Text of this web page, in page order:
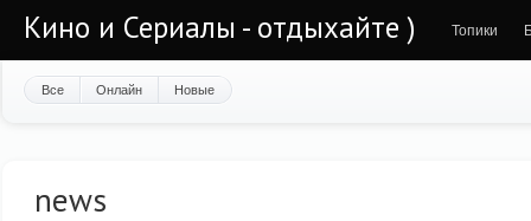
Кино и Сериалы - отдыхайте ) Топики
Все Онлайн Новые
news